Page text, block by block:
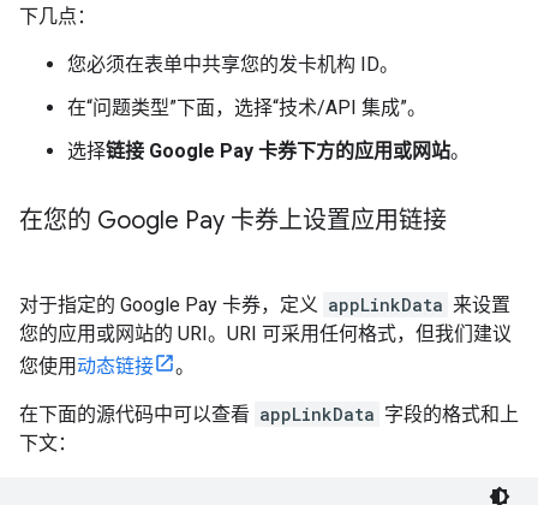
下几点：
您必须在表单中共享您的发卡机构 ID。
在“问题类型”下面，选择“技术/API 集成”。
选择链接 Google Pay 卡券下方的应用或网站。
在您的 Google Pay 卡券上设置应用链接
对于指定的 Google Pay 卡券，定义 appLinkData 来设置
您的应用或网站的 URI。URI 可采用任何格式，但我们建议
您使用动态链接 。
在下面的源代码中可以查看 appLinkData 字段的格式和上
下文：